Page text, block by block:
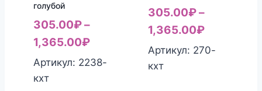
голубой
305.00₽–
1,365.00₽
Артикул: 2238-
кхт
305.00₽–
1,365.00₽
Артикул: 270-
кхт